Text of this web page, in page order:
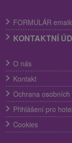
FORMULÁR
KONTAKTNÍ
O nás
Kontakt
Ochrana osobních
Přihlášení pro
Cookies